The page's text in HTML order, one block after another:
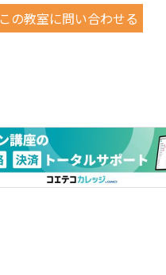
この教室に問い合わせる